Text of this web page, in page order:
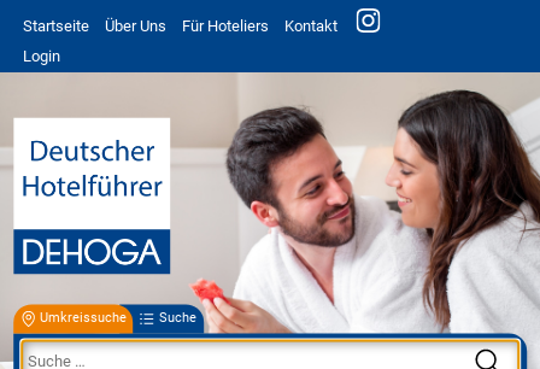
Startseite Über Uns Für Hoteliers
Kontakt
Login
Umkreissuche Suche